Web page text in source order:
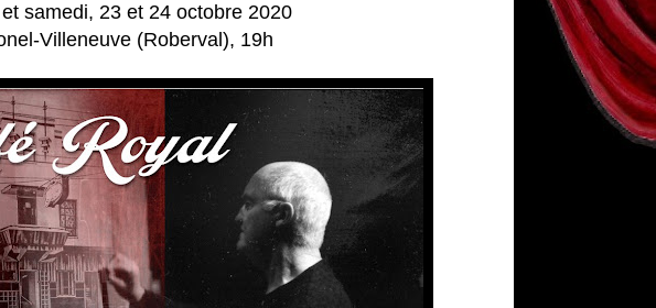
samedi, 23 et 24 octobre 2020
Villeneuve (Roberval), 19h